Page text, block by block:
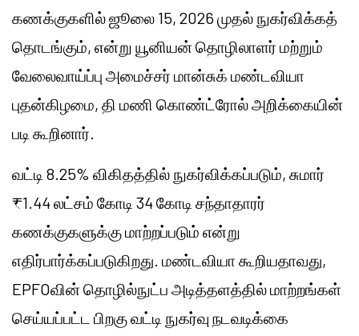
கணக்குகளில் ஜூலை 15, 2026 முதல் நுகர்விக்கத்
தொடங்கும், என்று யூனியன் தொழிலாளர் மற்றும்
வேலைவாய்ப்பு அமைச்சர் மான்சுக் மண்டவியா
புதன்கிழமை, தி மணி கொண்ட்ரோல் அறிக்கையின்
படி கூறினார்.
வட்டி 8.25% விகிதத்தில் நுகர்விக்கப்படும், சுமார்
₹1.44 லட்சம் கோடி 34 கோடி சந்தாதாரர்
கணக்குகளுக்கு மாற்றப்படும் என்று
எதிர்பார்க்கப்படுகிறது. மண்டவியா கூறியதாவது,
EPFOவின் தொழில்நுட்ப அடித்தளத்தில் மாற்றங்கள்
செய்யப்பட்ட பிறகு வட்டி நுகர்வு நடவடிக்கை